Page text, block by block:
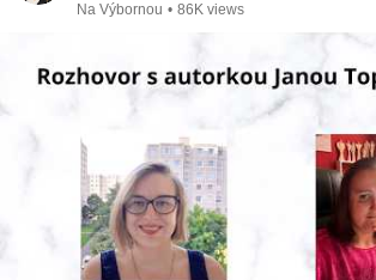
Na Výbornou • 86K views